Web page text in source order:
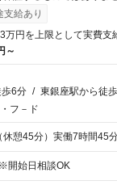
利用条件有）
支給あり
万円を上限として実費支
～
6分 / 東銀座駅から徒
フ－ド
憩45分）実働7時間45
始日相談OK